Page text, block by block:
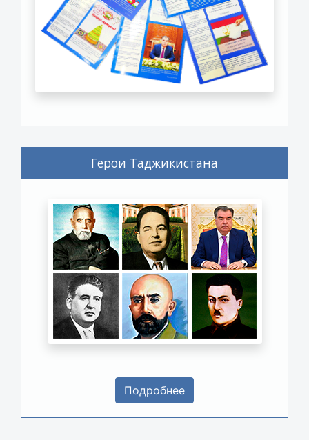
Герои Таджикистана
Подробнее